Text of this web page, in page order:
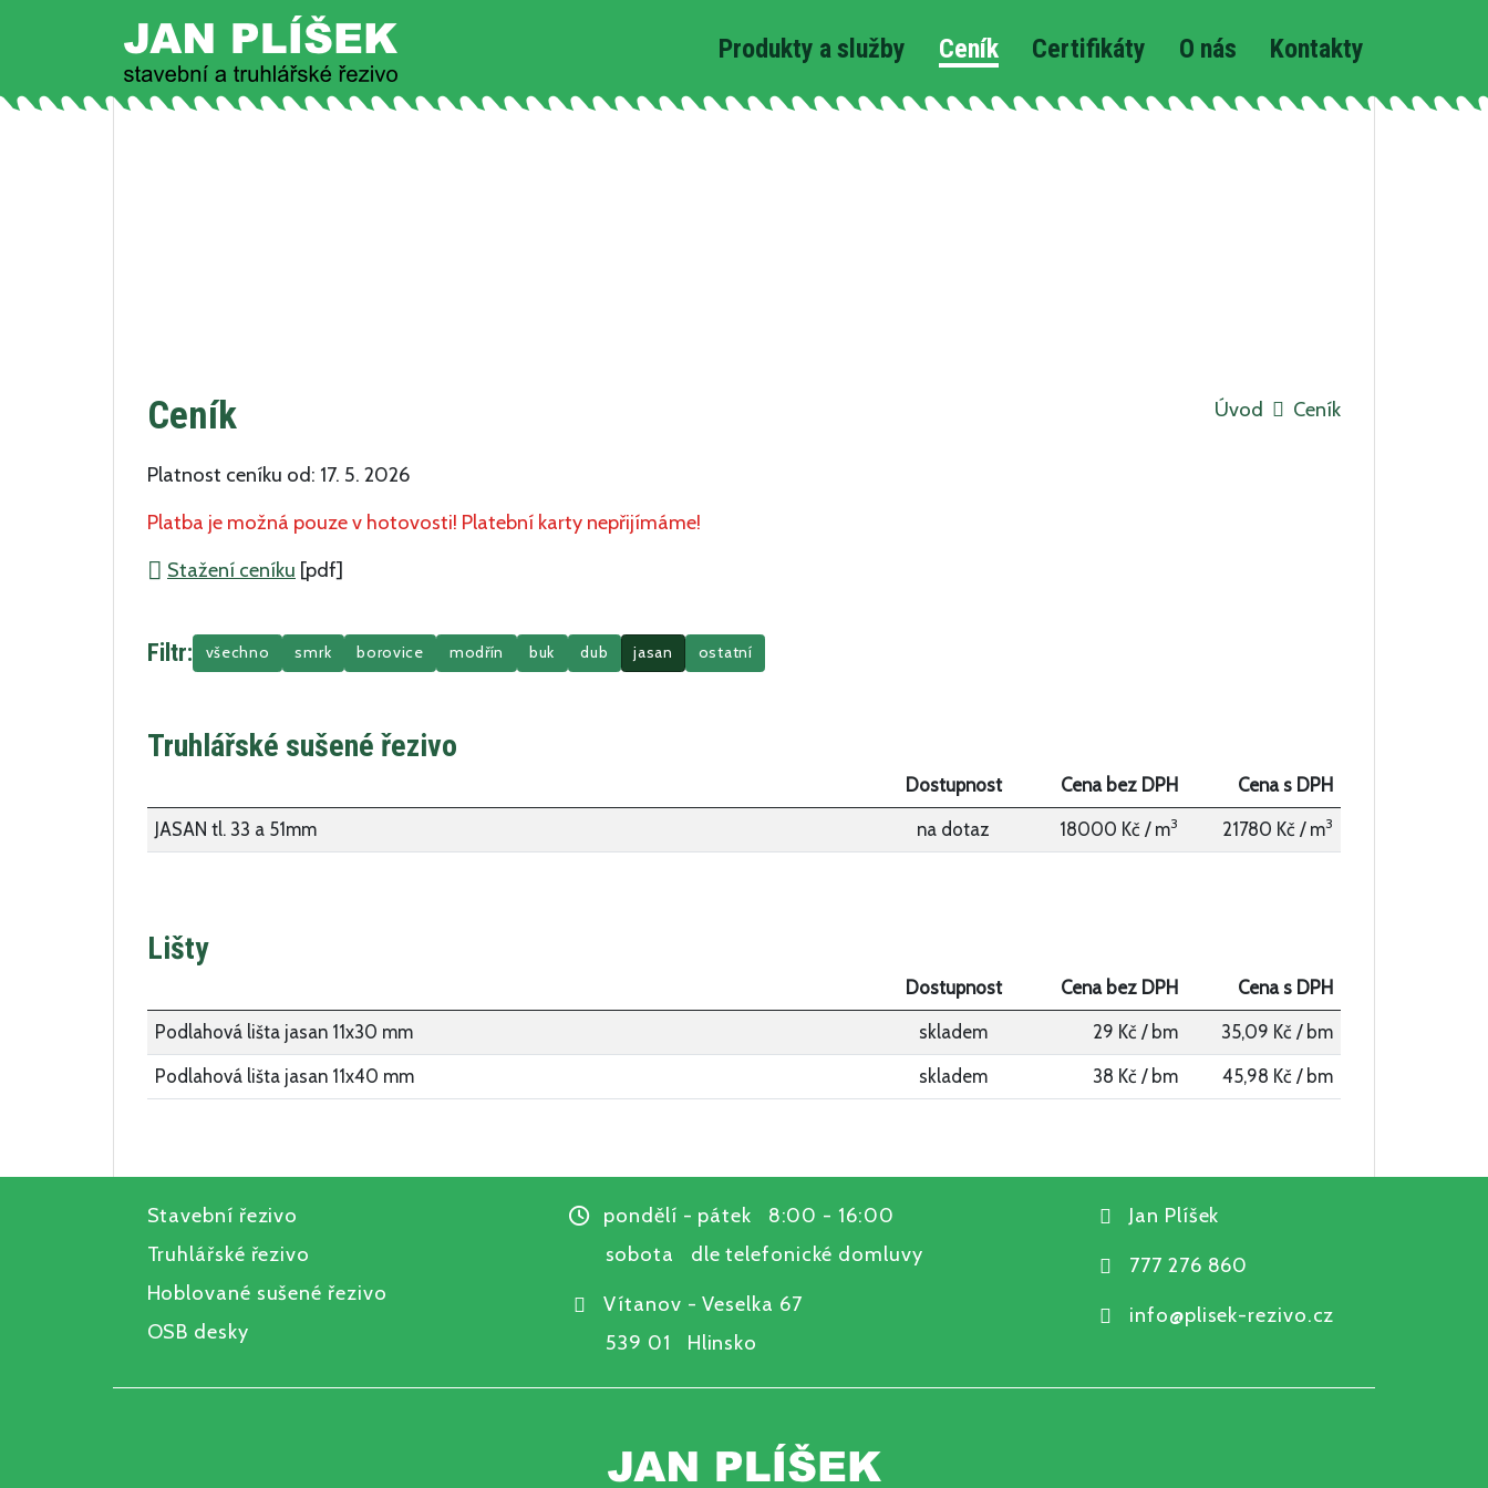
Produkty a služby Ceník Certifikáty O nás Kontakty
Úvod Ceník
Ceník
Platnost ceníku od: 17. 5. 2026
Platba je možná pouze v hotovosti! Platební karty nepřijímáme!
Stažení ceníku [pdf]
Filtr: všechno smrk borovice modřín buk dub jasan ostatní
Truhlářské sušené řezivo
Dostupnost Cena bez DPH
Cena s DPH
JASAN tl. 33 a 51mm
na dotaz 18000 Kč / m3 21780 Kč / m3
Lišty
Dostupnost Cena bez DPH
Cena s DPH
Podlahová lišta jasan 11x30 mm
skladem 29 Kč / bm
35,09 Kč / bm
Podlahová lišta jasan 11x40 mm
skladem 38 Kč / bm 45,98 Kč / bm
Stavební řezivo
Truhlářské řezivo
Hoblované sušené řezivo
OSB desky
pondělí - pátek 8:00 - 16:00
sobota dle telefonické domluvy
Vítanov - Veselka 67
539 01 Hlinsko
Jan Plíšek
777 276 860
info@plisek-rezivo.cz